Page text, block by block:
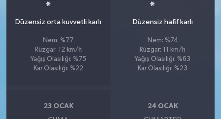
Düzensiz orta kuvvetli karlı
Nem: %77
Rüzgar: 12 km/h
Yağış Olasılığı: %75
Kar Olasılığı: %22
Düzensiz hafif karlı
Nem: %74
Rüzgar: 11 km/h
Yağış Olasılığı: %63
Kar Olasılığı: %23
23 OCAK 24 OCAK